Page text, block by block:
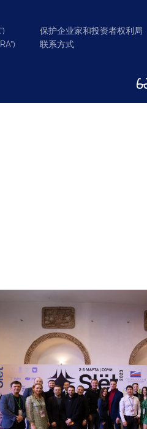
保护企业家和投资者权利局
联系方式